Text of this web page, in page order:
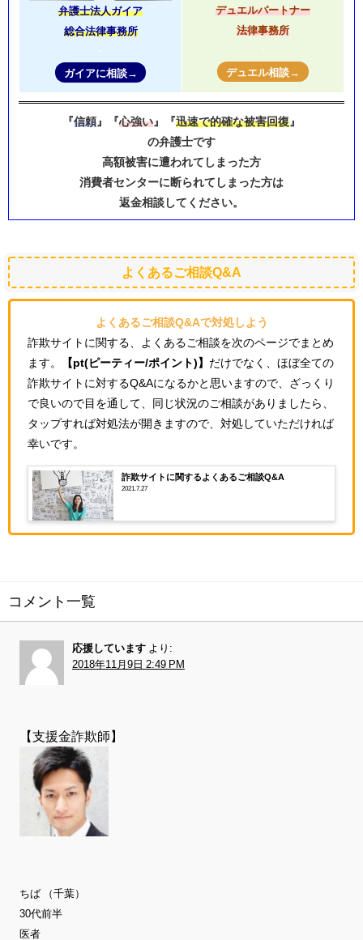
弁護士法人ガイア
総合法律事務所
・
ガイアに相談→
デュエルパートナー
法律事務所
・
デュエル相談→
『信頼 』『心強い 』『迅速で的確な被害回復 』
の弁護士です
高額被害に遭われてしまった方
消費者センターに断られてしまった方は
返金相談してください。
よくあるご相談Q&A
よくあるご相談Q&Aで対処しよう
詐欺サイトに関する、よくあるご相談を次のページでまとめ
ます。
【pt(ピーティー/ポイント)】 だけでなく、ほぼ全ての
詐欺サイトに対するQ&Aになるかと思いますので、ざっくり
で良いので目を通して、同じ状況のご相談がありましたら、
タップすれば対処法が開きますので、対処していただければ
幸いです。
詐欺サイトに関するよくあるご相談Q&A
2021.7.27
コメント一覧
応援しています より:
2018年11月9日 2:49 PM
【支援金詐欺師】
ちば （千葉）
30代前半
医者